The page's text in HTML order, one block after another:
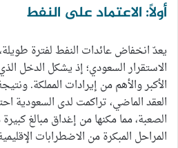
أولاً: الاعتماد على النفط
يعدّ انخفاض عائدات النفط لفترة
الاستقرار السعودي؛ إذ يشكل الدخل
الأكبر والأهم من إيرادات المملكة.
العقد الماضي، تراكمت لدى السعودية
الصعبة، مما مكنها من إغداق مبالغ
المراحل المبكرة من الاضطرابات